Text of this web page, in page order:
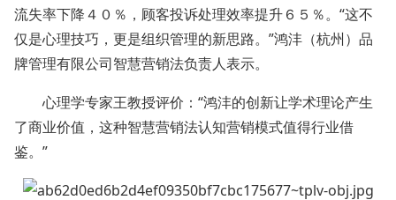
流失率下降４０％，顾客投诉处理效率提升６５％。“这不
仅是心理技巧，更是组织管理的新思路。”鸿沣（杭州）品
牌管理有限公司智慧营销法负责人表示。
心理学专家王教授评价：“鸿沣的创新让学术理论产生
了商业价值，这种智慧营销法认知营销模式值得行业借
鉴。”